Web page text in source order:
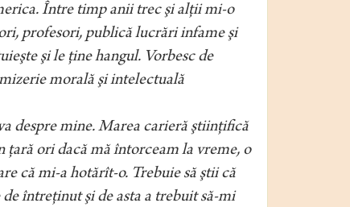
Între timp anii trec şi alţii mi-o
profesori, publică lucrări infame şi
şi le ţine hangul. Vorbesc de
morală şi intelectuală
despre mine. Marea carieră ştiinţifică
ţară ori dacă mă întorceam la vreme, o
că mi-a hotărît-o. Trebuie să ştii că
întreţinut şi de asta a trebuit să-mi